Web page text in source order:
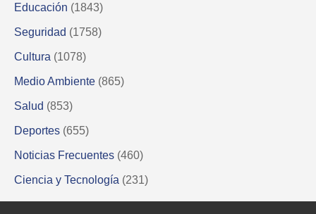
Educación (1843)
Seguridad (1758)
Cultura (1078)
Medio Ambiente (865)
Salud (853)
Deportes (655)
Noticias Frecuentes (460)
Ciencia y Tecnología (231)